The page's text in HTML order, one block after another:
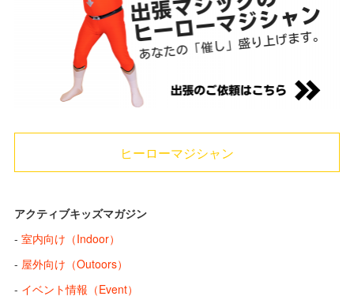
ヒーローマジシャン
アクティブキッズマガジン
-室内向け（Indoor）
- 屋外向け（Outoors）
- イベント情報（Event）